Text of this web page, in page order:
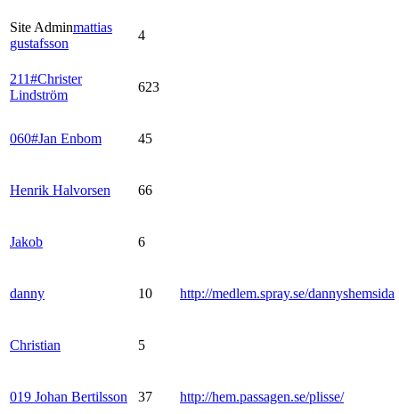
Site Adminmattias
gustafsson
4
211#Christer
Lindström
623
060#Jan Enbom 45
Henrik Halvorsen 66
Jakob 6
danny 10 http://medlem.spray.se/dannyshemsida
Christian 5
019 Johan Bertilsson 37 http://hem.passagen.se/plisse/